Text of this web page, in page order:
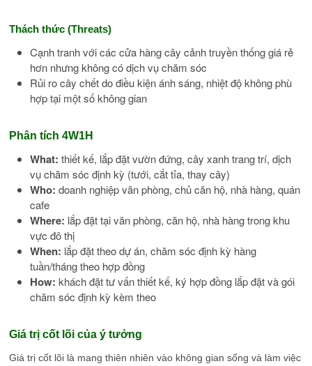
Thách thức (Threats)
Cạnh tranh với các cửa hàng cây cảnh truyền thống giá rẻ
hơn nhưng không có dịch vụ chăm sóc
Rủi ro cây chết do điều kiện ánh sáng, nhiệt độ không phù
hợp tại một số không gian
Phân tích 4W1H
What: thiết kế, lắp đặt vườn đứng, cây xanh trang trí, dịch
vụ chăm sóc định kỳ (tưới, cắt tỉa, thay cây)
Who: doanh nghiệp văn phòng, chủ căn hộ, nhà hàng, quán
cafe
Where: lắp đặt tại văn phòng, căn hộ, nhà hàng trong khu
vực đô thị
When: lắp đặt theo dự án, chăm sóc định kỳ hàng
tuần/tháng theo hợp đồng
How: khách đặt tư vấn thiết kế, ký hợp đồng lắp đặt và gói
chăm sóc định kỳ kèm theo
Giá trị cốt lõi của ý tưởng
Giá trị cốt lõi là mang thiên nhiên vào không gian sống và làm việc